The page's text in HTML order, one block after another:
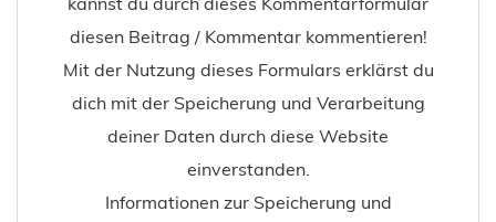
diesen Beitrag / Kommentar kommentieren!
Mit der Nutzung dieses Formulars erklärst du
dich mit der Speicherung und Verarbeitung
deiner Daten durch diese Website
einverstanden.
Informationen zur Speicherung und